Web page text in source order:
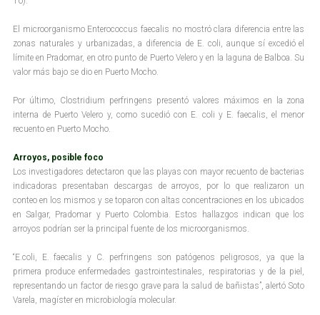
El microorganismo Enterococcus faecalis no mostró clara diferencia entre las
zonas naturales y urbanizadas, a diferencia de E. coli, aunque sí excedió el
límite en Pradomar, en otro punto de Puerto Velero y en la laguna de Balboa. Su
valor más bajo se dio en Puerto Mocho.
Por último, Clostridium perfringens presentó valores máximos en la zona
interna de Puerto Velero y, como sucedió con E. coli y E. faecalis, el menor
recuento en Puerto Mocho.
Arroyos, posible foco
Los investigadores detectaron que las playas con mayor recuento de bacterias
indicadoras presentaban descargas de arroyos, por lo que realizaron un
conteo en los mismos y se toparon con altas concentraciones en los ubicados
en Salgar, Pradomar y Puerto Colombia. Estos hallazgos indican que los
arroyos podrían ser la principal fuente de los microorganismos.
“E.coli, E. faecalis y C. perfringens son patógenos peligrosos, ya que la
primera produce enfermedades gastrointestinales, respiratorias y de la piel,
representando un factor de riesgo grave para la salud de bañistas”, alertó Soto
Varela, magíster en microbiología molecular.